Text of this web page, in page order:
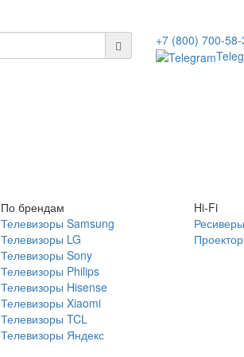
+7 (800) 700-
По брендам
Телевизоры Samsung
Телевизоры LG
Телевизоры Sony
Телевизоры Philips
Телевизоры Hisense
Телевизоры Xiaomi
Телевизоры TCL
Телевизоры Яндекс
Hi-Fi